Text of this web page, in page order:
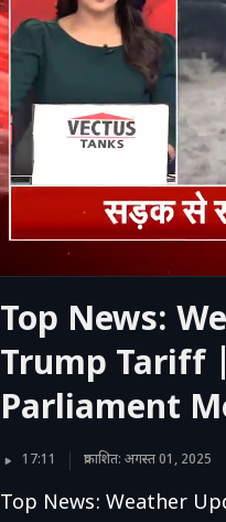
Top News:
Trump Tariff
Parliament
17:11 प्रकाशित: अगस्त 01, 2025
Top News: Weather